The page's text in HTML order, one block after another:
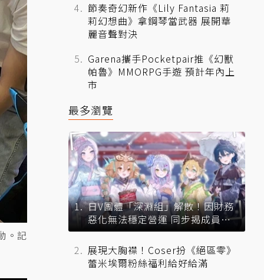
。記
節奏奇幻新作《Lily Fantasia 莉
莉幻想曲》拿鋼琴當武器 展開華
麗音聲對決
Garena攜手Pocketpair推《幻獸
帕魯》MMORPG手遊 預計年內上
市
最多瀏覽
日V團體「深淵組」解散！因財務
惡化無法穩定營運 同步揭成員未
來去向
展現大胸襟！Coser扮《絕區零》
蕾米埃爾粉絲福利給好給滿